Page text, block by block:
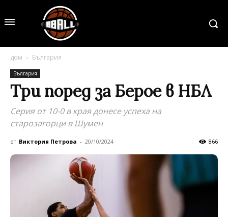
дом България
България
Три поред за Берое в НБЛ
Серия от 10-0 в края донесе успеха на
старозагорци в Шумен
от Виктория Петрова - 20/10/2024 866